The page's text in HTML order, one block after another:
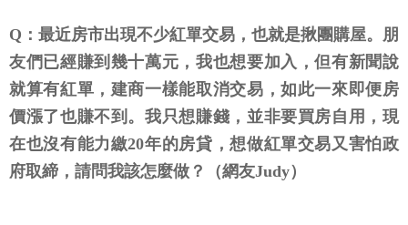
Q：最近房市出現不少紅單交易，也就是揪團購屋。朋
友們已經賺到幾十萬元，我也想要加入，但有新聞說
就算有紅單，建商一樣能取消交易，如此一來即便房
價漲了也賺不到。我只想賺錢，並非要買房自用，現
在也沒有能力繳20年的房貸，想做紅單交易又害怕政
府取締，請問我該怎麼做？（網友Judy）